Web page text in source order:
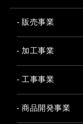
- 販売事業
- 加工事業
- 工事事業
- 商品開発事業